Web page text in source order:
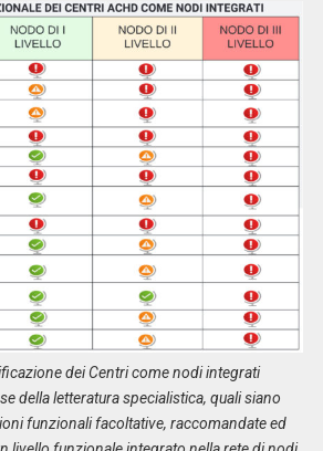
dei Centri come nodi integrati
della letteratura specialistica, quali siano
funzionali facoltative, raccomandate ed